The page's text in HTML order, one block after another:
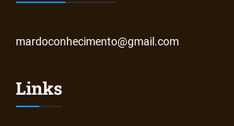
mardoconhecimento@gmail.com
Links